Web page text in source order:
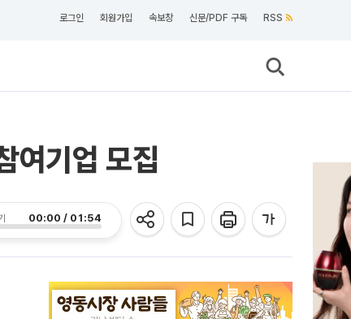
로그인 회원가입 속보창 신문/PDF 구독 RSS
여기업 모집
00:00 / 01:54